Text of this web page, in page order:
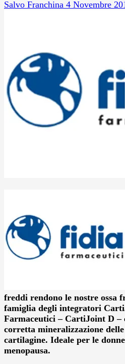
Salvo Franchina 4 Novembre
freddi rendono le nostre ossa
famiglia degli integratori
Farmaceutici – CartiJoint D –
corretta mineralizzazione
cartilagine. Ideale per le
menopausa.